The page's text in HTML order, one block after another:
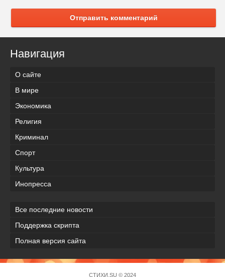
Отправить комментарий
Навигация
О сайте
В мире
Экономика
Религия
Криминал
Спорт
Культура
Инопресса
Все последние новости
Поддержка скрипта
Полная версия сайта
СТИХИ.SU © 2024